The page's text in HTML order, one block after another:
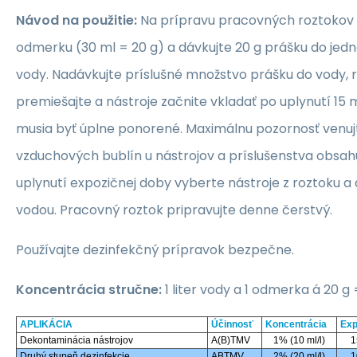
Návod na použitie: Na prípravu pracovných roztokov
odmerku (30 ml = 20 g) a dávkujte 20 g prášku do
vody. Nadávkujte príslušné množstvo prášku do vody,
premiešajte a nástroje začnite vkladať po uplynutí 15
musia byť úplne ponorené. Maximálnu pozornosť
vzduchových bublín u nástrojov a príslušenstva
uplynutí expozičnej doby vyberte nástroje z roztoku
vodou. Pracovný roztok pripravujte denne čerstvý.
Používajte dezinfekčný prípravok bezpečne.
Koncentrácia stručne:1 liter vody a 1 odmerka á 20
APLIKÁCIA Účinnosť Koncentrácia
Dekontaminácia nástrojov
A(B)TMV 1% (10 ml/l)